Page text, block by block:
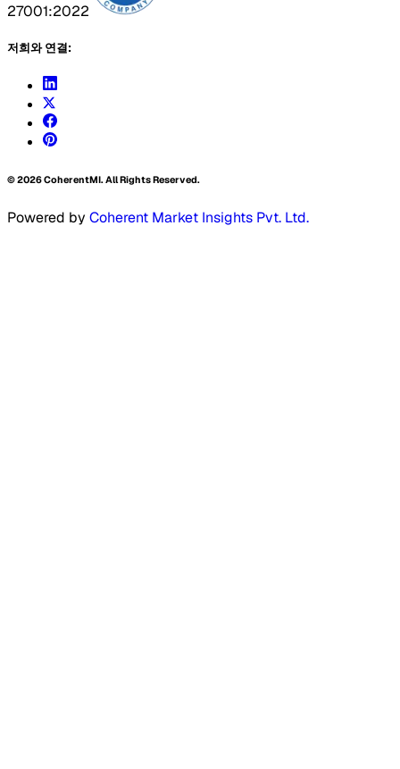
27001:2022
저희와 연결:
©2026CoherentMI. All Rights Reserved.
Powered by Coherent Market Insights Pvt. Ltd.